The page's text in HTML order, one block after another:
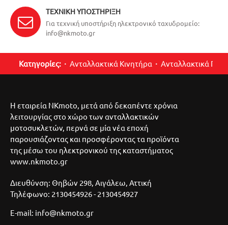
ΤΕΧΝΙΚΉ ΥΠΟΣΤΉΡΙΞΗ
Για τεχνική υποστήριξη ηλεκτρονικό ταχυδρομείο:
info@nkmoto.gr
Κατηγορίες: Ανταλλακτικά Κινητήρα Ανταλλακτικά
Η εταιρεία NKmoto, μετά από δεκαπέντε χρόνια
λειτουργίας στο χώρο των ανταλλακτικών
μοτοσυκλετών, περνά σε μία νέα εποχή
παρουσιάζοντας και προσφέροντας τα προϊόντα
της μέσω του ηλεκτρονικού της καταστήματος
www.nkmoto.gr
Διευθύνση: Θηβών 298, Αιγάλεω, Αττική
Τηλέφωνο: 2130454926 - 2130454927
E-mail: info@nkmoto.gr